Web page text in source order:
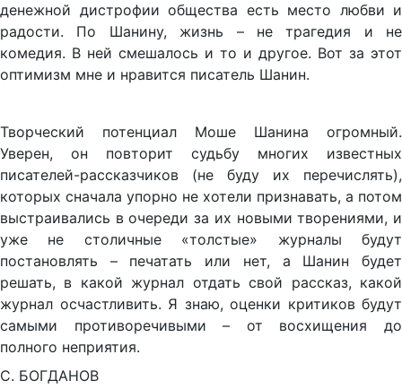
денежной дистрофии общества есть место любви и
радости. По Шанину, жизнь – не трагедия и не
комедия. В ней смешалось и то и другое. Вот за этот
оптимизм мне и нравится писатель Шанин.
Творческий потенциал Моше Шанина огромный.
Уверен, он повторит судьбу многих известных
писателей-рассказчиков (не буду их перечислять),
которых сначала упорно не хотели признавать, а потом
выстраивались в очереди за их новыми творениями, и
уже не столичные «толстые» журналы будут
постановлять – печатать или нет, а Шанин будет
решать, в какой журнал отдать свой рассказ, какой
журнал осчастливить. Я знаю, оценки критиков будут
самыми противоречивыми – от восхищения до
полного неприятия.
С. БОГДАНОВ